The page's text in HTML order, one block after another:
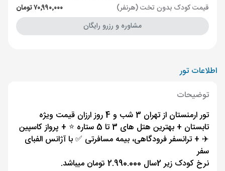
قیمت کودک بدون تخت (هرنفر)
۷۰٬۹۹۰٬۰۰۰ تومان
مشاوره و رزرو رایگان
اطلاعات تور
توضیحات
تور ارمنستان از تهران 3 شب و 4 روز ارزان قیمت ویژه
تابستان + بهترین هتل های 3 تا 5 ستاره ⭐️ + پرواز کاسپین
✈️ + ترانسفر فرودگاهی، بیمه مسافرتی ✅ با آژانس الفبای
سفر
نرخ کودک زیر 2سال 2.990.000 تومان میباشد.